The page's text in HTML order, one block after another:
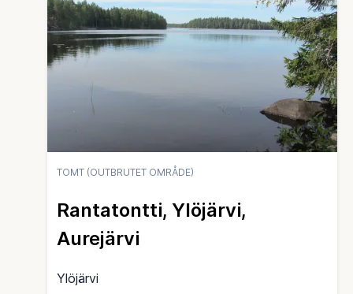
TOMT (OUTBRUTET OMRÅDE)
Rantatontti, Ylöjärvi,
Aurejärvi
Ylöjärvi